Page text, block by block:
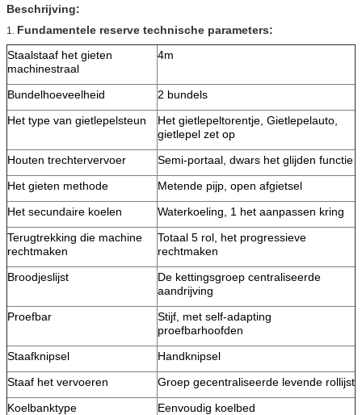
Beschrijving:
1. Fundamentele reserve technische parameters:
Staalstaaf het gieten
machinestraal
4m
Bundelhoeveelheid
2 bundels
Het type van gietlepelsteun
Het gietlepeltorentje, Gietlepelauto,
gietlepel zet op
Houten trechtervervoer
Semi-portaal, dwars het glijden functie
Het gieten methode
Metende pijp, open afgietsel
Het secundaire koelen
Waterkoeling, 1 het aanpassen kring
Terugtrekking die machine
rechtmaken
Totaal 5 rol, het progressieve
rechtmaken
Broodjeslijst
De kettingsgroep centraliseerde
aandrijving
Proefbar
Stijf, met self-adapting
proefbarhoofden
Staafknipsel
Handknipsel
Staaf het vervoeren
Groep gecentraliseerde levende rollijst
Koelbanktype
Eenvoudig koelbed